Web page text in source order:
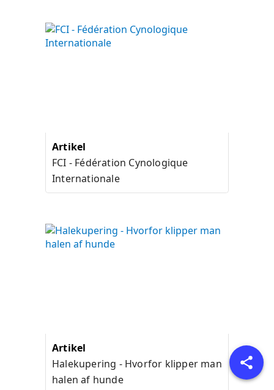
Artikel
FCI - Fédération Cynologique
Internationale
Artikel
Halekupering - Hvorfor klipper man
halen af hunde